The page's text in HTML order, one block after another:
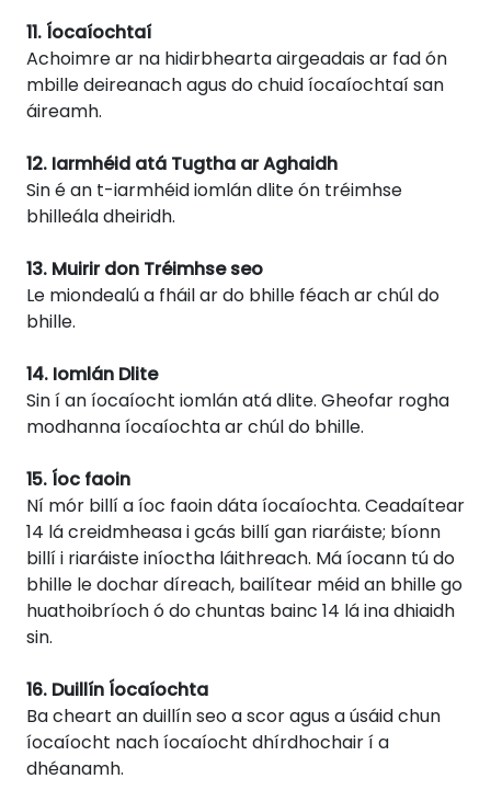
11. Íocaíochtaí
Achoimre ar na hidirbhearta airgeadais ar fad ón
mbille deireanach agus do chuid íocaíochtaí san
áireamh.
12. Iarmhéid atá Tugtha ar Aghaidh
Sin é an t-iarmhéid iomlán dlite ón tréimhse
bhilleála dheiridh.
13. Muirir don Tréimhse seo
Le miondealú a fháil ar do bhille féach ar chúl do
bhille.
14. Iomlán Dlite
Sin í an íocaíocht iomlán atá dlite. Gheofar rogha
modhanna íocaíochta ar chúl do bhille.
15. Íoc faoin
Ní mór billí a íoc faoin dáta íocaíochta. Ceadaítear
14 lá creidmheasa i gcás billí gan riaráiste; bíonn
billí i riaráiste iníoctha láithreach. Má íocann tú do
bhille le dochar díreach, bailítear méid an bhille go
huathoibríoch ó do chuntas bainc 14 lá ina dhiaidh
sin.
16. Duillín Íocaíochta
Ba cheart an duillín seo a scor agus a úsáid chun
íocaíocht nach íocaíocht dhírdhochair í a
dhéanamh.